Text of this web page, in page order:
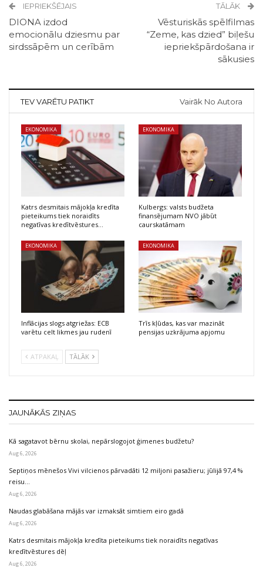
IEPRIEKŠĒJAIS
DIONA izdod
emocionālu dziesmu par
sirdssāpēm un cerībām
TĀLĀK
Vēsturiskās spēlfilmas
“Zeme, kas dzied” biļešu
iepriekšpārdošana ir
sākusies
TEV VARĒTU PATIKT Vairāk No Autora
EKONOMIKA
Katrs desmitais mājokļa kredīta
pieteikums tiek noraidīts
negatīvas kredītvēstures…
EKONOMIKA
Kulbergs: valsts budžeta
finansējumam NVO jābūt
caurskatāmam
EKONOMIKA
Inflācijas slogs atgriežas: ECB
varētu celt likmes jau rudenī
EKONOMIKA
Trīs kļūdas, kas var mazināt
pensijas uzkrājuma apjomu
ATPAKAĻ TĀLĀK
JAUNĀKĀS ZIŅAS
Kā sagatavot bērnu skolai, nepārslogojot ģimenes budžetu?
Aug 6, 2026
Septiņos mēnešos Vivi vilcienos pārvadāti 12 miljoni pasažieru; jūlijā 97,4 %
reisu…
Aug 6, 2026
Naudas glabāšana mājās var izmaksāt simtiem eiro gadā
Aug 6, 2026
Katrs desmitais mājokļa kredīta pieteikums tiek noraidīts negatīvas
kredītvēstures dēļ
Aug 6, 2026